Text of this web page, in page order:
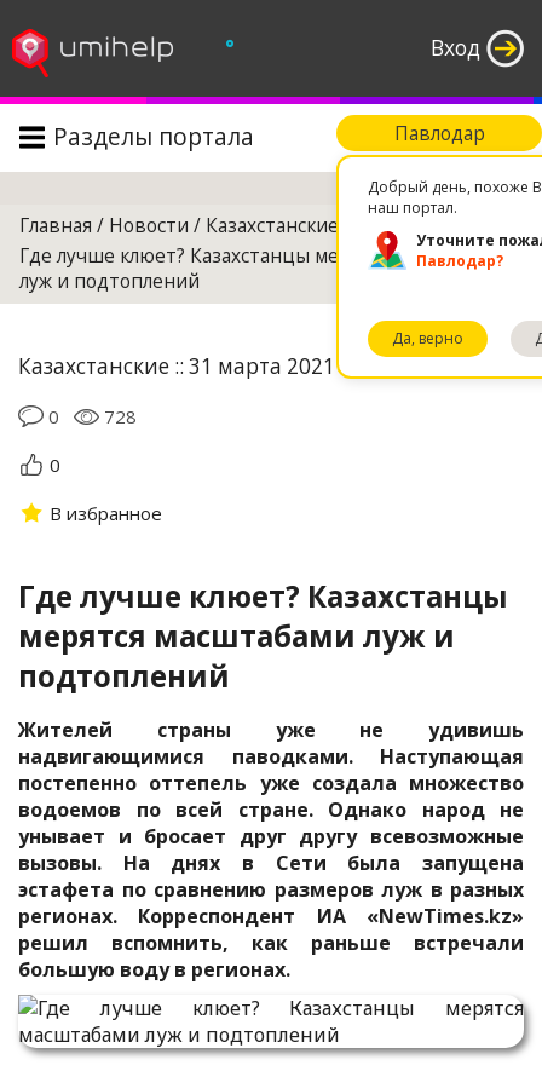
Вход
°
Павлодар
Добрый день, похоже
наш портал.
Уточните
Павлодар?
Да, верно
Разделы портала Поиск
Главная / Новости / Казахстанские
Где лучше клюет? Казахстанцы мерятся масштабами
луж и подтоплений
Казахстанские :: 31 марта 2021 14:35
0
728
0
В избранное
Где лучше клюет? Казахстанцы
мерятся масштабами луж и
подтоплений
Жителей страны уже не удивишь
надвигающимися паводками. Наступающая
постепенно оттепель уже создала множество
водоемов по всей стране. Однако народ не
унывает и бросает друг другу всевозможные
вызовы. На днях в Сети была запущена
эстафета по сравнению размеров луж в разных
регионах. Корреспондент ИА «NewTimes.kz»
решил вспомнить, как раньше встречали
большую воду в регионах.